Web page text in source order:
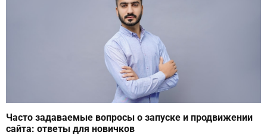
Часто задаваемые вопросы о запуске и продвижении
сайта: ответы для новичков